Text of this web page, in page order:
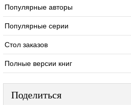
Популярные авторы
Популярные серии
Стол заказов
Полные версии книг
Поделиться